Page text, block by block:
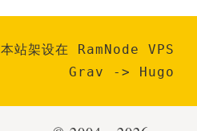
本站架设在 RamNode VPS
Grav
-> Hugo